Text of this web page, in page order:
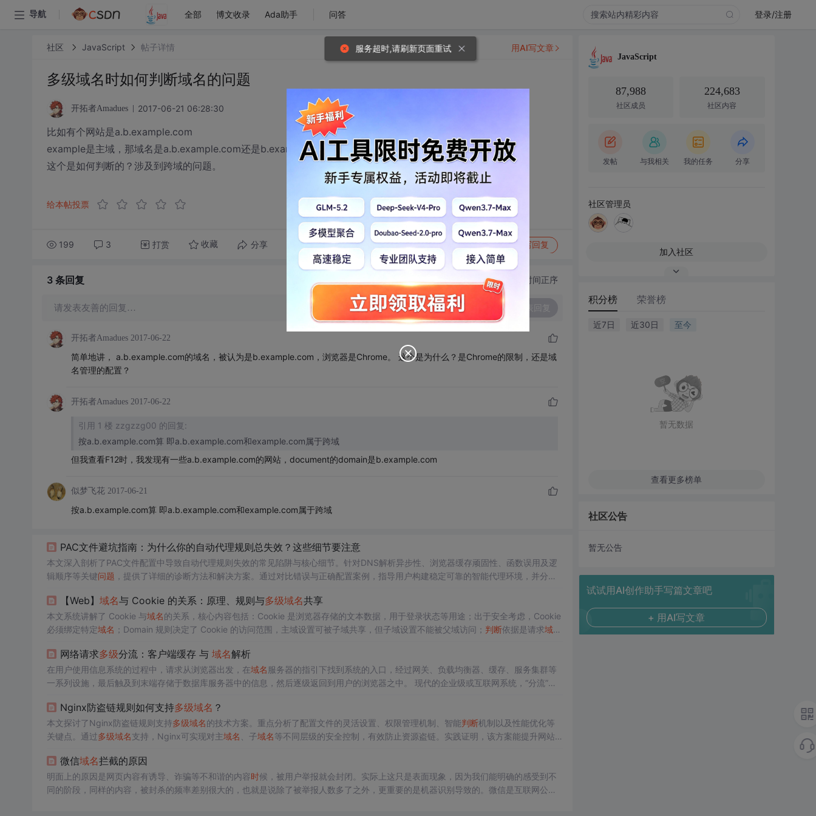
导航 全部 博文收录 Ada助手 问答 登录/注册
社区 JavaScript 帖子详情
多级域名时如何判断域名的问题
开拓者Amadues 2017-06-21 06:28:30
比如有个网站是a.b.example.com
example是主域，那域名是a.b.example.com还是b.example.com，或者是example.com。
这个是如何判断的？涉及到跨域的问题。
给本帖投票
199 3 打赏 收藏 分享 转发到动态 举报 写回复
用AI写文章
3 条回复 切换为时间正序
请发表友善的回复…
开拓者Amadues 2017-06-22
简单地讲， a.b.example.com的域名，被认为是b.example.com，浏览器是Chrome。 这个是为什么？是Chrome的限制，还是域
名管理的配置？
开拓者Amadues 2017-06-22
引用 1 楼 zzgzzg00 的回复:
按a.b.example.com算 即a.b.example.com和example.com属于跨域
但我查看F12时，我发现有一些a.b.example.com的网站，document的domain是b.example.com
似梦飞花 2017-06-21
按a.b.example.com算 即a.b.example.com和example.com属于跨域
PAC文件避坑指南：为什么你的自动代理规则总失效？这些细节要注意
本文深入剖析了PAC文件配置中导致自动代理规则失效的常见陷阱与核心细节。针对DNS解析异步性、浏览器缓存顽固性、函数误用及逻
辑顺序等关键问题 ，提供了详细的诊断方法和解决方案。通过对比错误与正确配置案例，指导用户构建稳定可靠的智能代理环境，并分享
【Web】 域名与 Cookie 的关系：原理、规则与多级域名共享
本文系统讲解了 Cookie 与域名的关系，核心内容包括：Cookie 是浏览器存储的文本数据，用于登录状态等用途；出于安全考虑，Cookie
必须绑定特定域名 ；Domain 规则决定了 Cookie 的访问范围，主域设置可被子域共享，但子域设置不能被父域访问； 判断依据是请求域名
了常见错误及解决方案，帮助开发者正确使用多级域名Cookie 共享功
网络请求多级分流：客户端缓存 与 域名解析
在用户使用信息系统的过程中，请求从浏览器出发，在域名 服务器的指引下找到系统的入口，经过网关、负载均衡器、缓存、服务集群等
一系列设施，最后触及到末端存储于数据库服务器中的信息，然后逐级返回到用户的浏览器之中。 现代的企业级或互联网系统，“分流”是
件。作为系统的设计者，我们应该意识到不同的设施、部件在系统中有各自不同的价值。 有一些部件位于客户端或网络的边缘，能够迅速
响应用户的请求，避
Nginx防盗链规则如何支持多级域名 ？
本文探讨了Nginx防盗链规则支持多级域名的技术方案。重点分析了配置文件的灵活设置、权限管理机制、智能判断机制以及性能优化等
关键点。通过多级域名支持，Nginx可实现对主域名 、子域名等不同层级的安全控制，有效防止资源盗链。实践证明，该方案能提升网站
微信域名拦截的原因
明面上的原因是网页内容有诱导、诈骗等不和谐的内容时候，被用户举报就会封闭。实际上这只是表面现象，因为我们能明确的感受到不
同的阶段，同样的内容，被封杀的频率差别很大的，也就是说除了被举报人数多了之外，更重要的是机器识别导致的。微信是互联网公
JavaScript
87,988
社区成员
224,683
社区内容
发帖 与我相关 我的任务 分享
社区管理员
加入社区
积分榜 荣誉榜
近7日 近30日 至今
暂无数据
查看更多榜单
社区公告
暂无公告
试试用AI创作助手写篇文章吧
+ 用AI写文章
服务超时,请刷新页面重试